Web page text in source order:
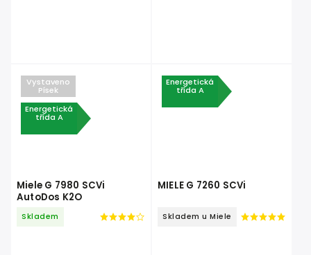
Vystaveno
Písek
Energetická
třída A
Miele G 7980 SCVi
AutoDos K2O
Skladem
Energetická
třída A
MIELE G 7260 SCVi
Skladem u Miele